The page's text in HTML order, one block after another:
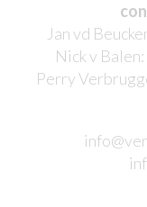
Jan vd
Nick v Balen:
Perry